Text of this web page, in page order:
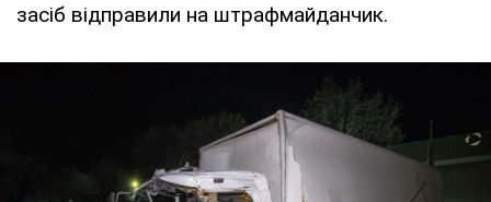
засіб відправили на штрафмайданчик.